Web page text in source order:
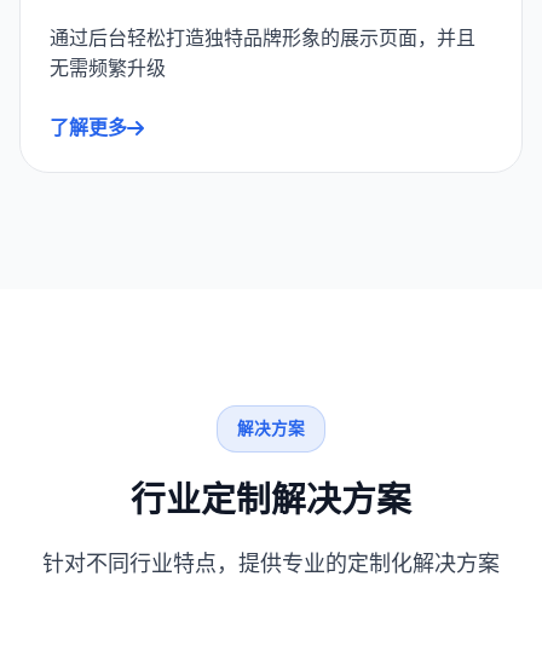
通过后台轻松打造独特品牌形象的展示页面，并且
无需频繁升级
了解更多
解决方案
行业定制解决方案
针对不同行业特点，提供专业的定制化解决方案